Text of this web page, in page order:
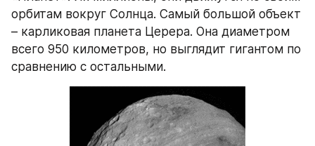
орбитам вокруг Солнца. Самый большой объект
– карликовая планета Церера. Она диаметром
всего 950 километров, но выглядит гигантом по
сравнению с остальными.